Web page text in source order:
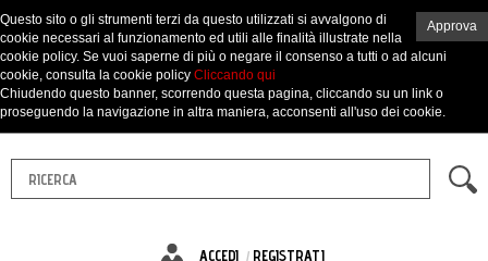
ACCEDI REGISTRATI
Approva
Questo sito o gli strumenti terzi da questo utilizzati si avvalgono di
cookie necessari al funzionamento ed utili alle finalità illustrate nella
cookie policy. Se vuoi saperne di più o negare il consenso a tutti o ad alcuni
cookie, consulta la cookie policy Cliccando qui
Chiudendo questo banner, scorrendo questa pagina, cliccando su un link o
proseguendo la navigazione in altra maniera, acconsenti all'uso dei cookie.